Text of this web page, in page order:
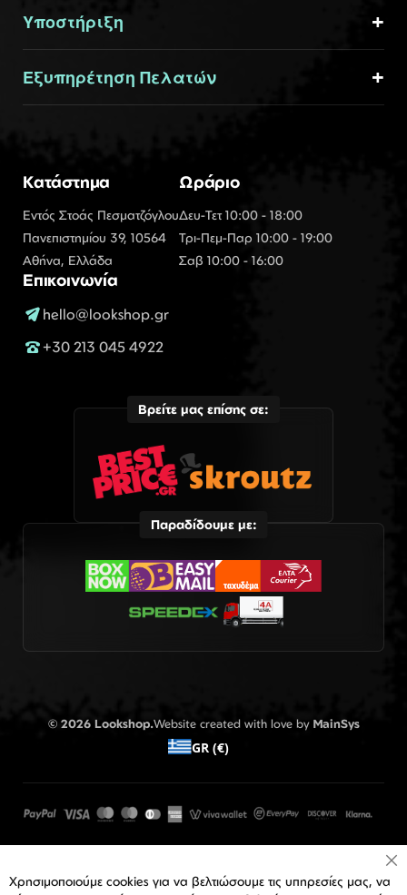
Υποστήριξη
Εξυπηρέτηση Πελατών
Κατάστημα
Εντός Στοάς Πεσματζόγλου
Πανεπιστημίου 39, 10564
Αθήνα, Ελλάδα
Ωράριο
Δευ-Τετ 10:00 - 18:00
Τρι-Πεμ-Παρ 10:00 - 19:00
Σαβ 10:00 - 16:00
Επικοινωνία
hello@lookshop.gr
+30 213 045 4922
Βρείτε μας επίσης σε:
Παραδίδουμε με:
© 2026 Lookshop.Website created with love by MainSys
GR (€)
Χρησιμοποιούμε cookies για να βελτιώσουμε τις υπηρεσίες μας, να